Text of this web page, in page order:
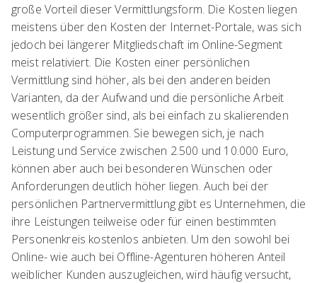
große Vorteil dieser Vermittlungsform. Die Kosten liegen
meistens über den Kosten der Internet-Portale, was sich
jedoch bei längerer Mitgliedschaft im Online-Segment
meist relativiert. Die Kosten einer persönlichen
Vermittlung sind höher, als bei den anderen beiden
Varianten, da der Aufwand und die persönliche Arbeit
wesentlich größer sind, als bei einfach zu skalierenden
Computerprogrammen. Sie bewegen sich, je nach
Leistung und Service zwischen 2.500 und 10.000 Euro,
können aber auch bei besonderen Wünschen oder
Anforderungen deutlich höher liegen. Auch bei der
persönlichen Partnervermittlung gibt es Unternehmen, die
ihre Leistungen teilweise oder für einen bestimmten
Personenkreis kostenlos anbieten. Um den sowohl bei
Online- wie auch bei Offline-Agenturen höheren Anteil
weiblicher Kunden auszugleichen, wird häufig versucht,